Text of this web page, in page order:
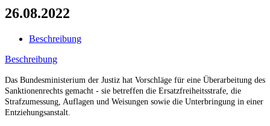
26.08.2022
Beschreibung
Beschreibung
Das Bundesministerium der Justiz hat Vorschläge für eine Überarbeitung des
Sanktionenrechts gemacht - sie betreffen die Ersatzfreiheitsstrafe, die
Strafzumessung, Auflagen und Weisungen sowie die Unterbringung in einer
Entziehungsanstalt.